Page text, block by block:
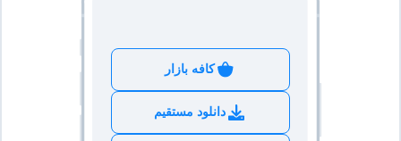
کافه بازار
دانلود مستقیم